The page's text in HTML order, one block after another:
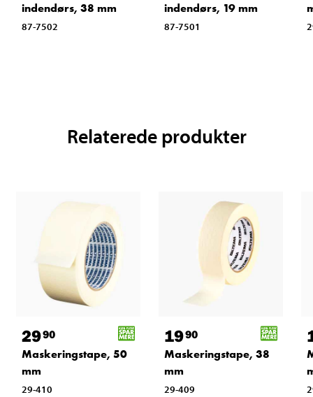
indendørs, 38 mm
87-7502
indendørs, 19 mm
87-7501
Relaterede produkter
2990
Maskeringstape, 50
mm
29-410
1990
Maskeringstape, 38
mm
29-409